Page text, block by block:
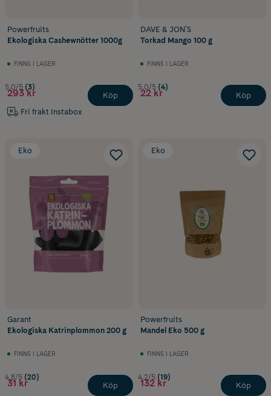
Powerfruits
Ekologiska Cashewnötter 1000g
FINNS I LAGER
5.0/5 (3)
293 kr
Fri frakt Instabox
Köp
DAVE & JON´S
Torkad Mango 100 g
FINNS I LAGER
5.0/5 (4)
22 kr Köp
Eko
Garant
Ekologiska Katrinplommon 200 g
FINNS I LAGER
4.8/5 (20)
31 kr Köp
Eko
Powerfruits
Mandel Eko 500 g
FINNS I LAGER
4.2/5 (19)
132 kr Köp